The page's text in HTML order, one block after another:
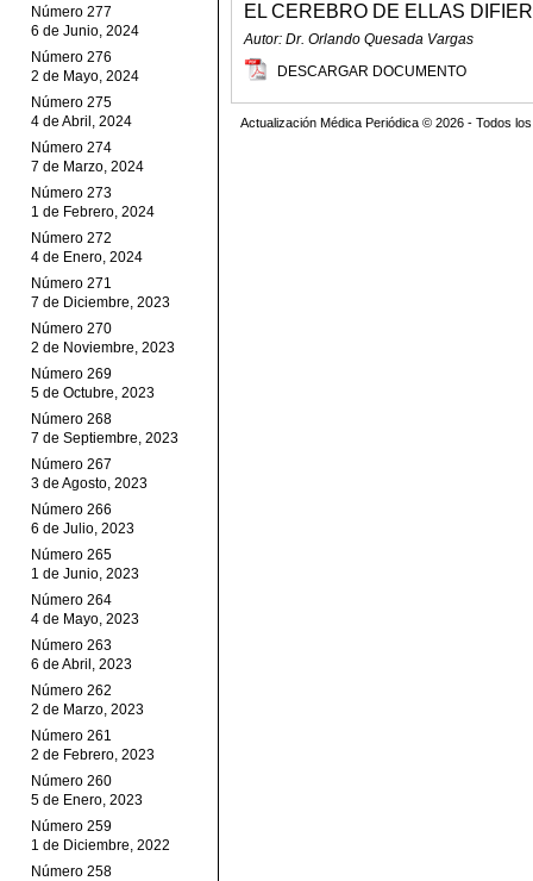
Número 277
6 de Junio, 2024
Número 276
2 de Mayo, 2024
Número 275
4 de Abril, 2024
Número 274
7 de Marzo, 2024
Número 273
1 de Febrero, 2024
Número 272
4 de Enero, 2024
Número 271
7 de Diciembre, 2023
Número 270
2 de Noviembre, 2023
Número 269
5 de Octubre, 2023
Número 268
7 de Septiembre, 2023
Número 267
3 de Agosto, 2023
Número 266
6 de Julio, 2023
Número 265
1 de Junio, 2023
Número 264
4 de Mayo, 2023
Número 263
6 de Abril, 2023
Número 262
2 de Marzo, 2023
Número 261
2 de Febrero, 2023
Número 260
5 de Enero, 2023
Número 259
1 de Diciembre, 2022
Número 258
EL CEREBRO DE ELLAS
Autor: Dr. Orlando Quesada Vargas
DESCARGAR DOCUMENTO
Actualización Médica Periódica © 2026 - Todos